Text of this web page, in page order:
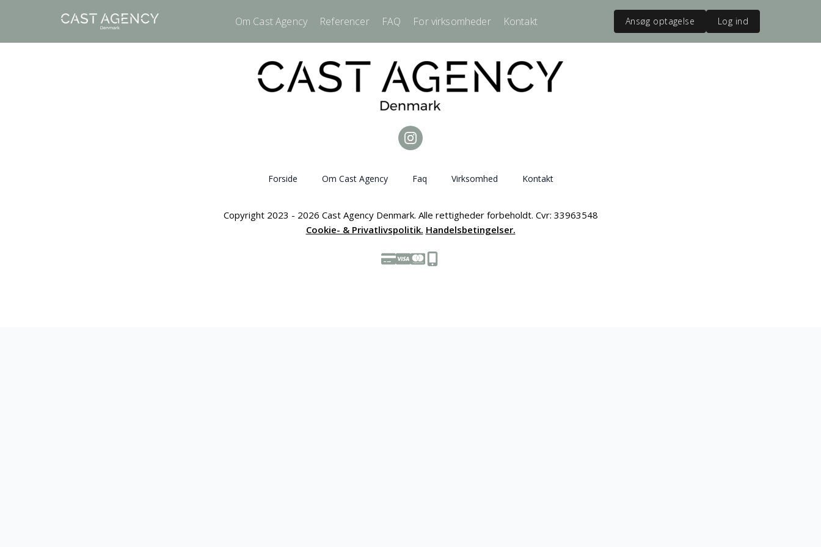
Om Cast Agency Referencer FAQ For virksomheder Kontakt Ansøg optagelse Log ind
Forside Om Cast Agency Faq Virksomhed Kontakt
Copyright 2023 - 2026 Cast Agency Denmark. Alle rettigheder forbeholdt. Cvr: 33963548
Cookie- & Privatlivspolitik. Handelsbetingelser.